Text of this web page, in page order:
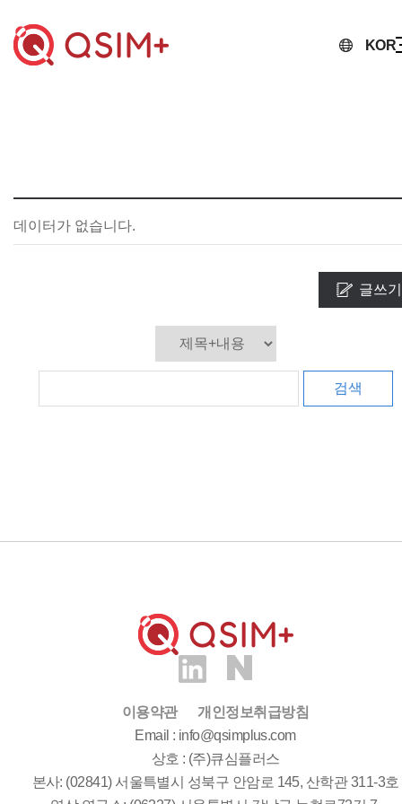
KOR
데이터가 없습니다.
글쓰기
검색
Email : info@qsimplus.com
상호 : (주)큐심플러스
본사: (02841) 서울특별시 성북구 안암로 145, 산학관 311-3호
이용약관 개인정보취급방침